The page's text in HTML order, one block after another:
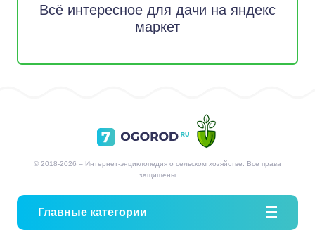
Всё интересное для дачи на яндекс
маркет
© 2018-2026 – Интернет-энциклопедия о сельском хозяйстве. Все права
защищены
Главные категории